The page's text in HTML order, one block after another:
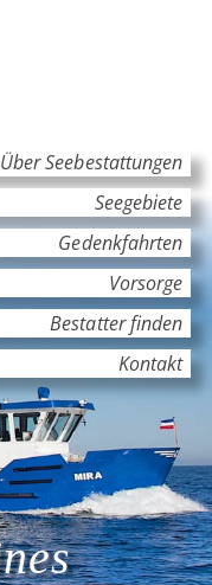
Über Seebestattungen
Seegebiete
Gedenkfahrten
Vorsorge
Bestatter finden
Kontakt